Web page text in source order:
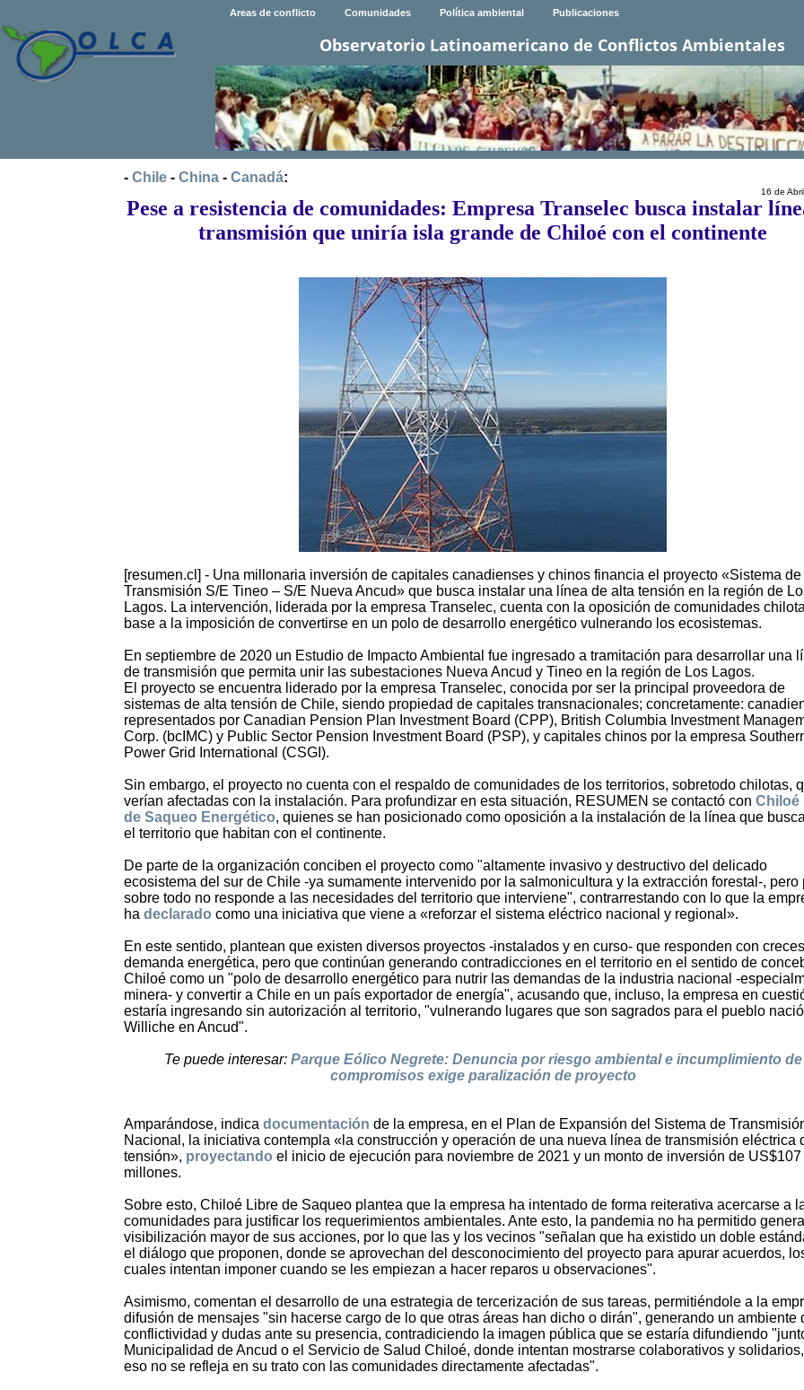
Areas de conflicto Comunidades Política ambiental Publicaciones
Observatorio Latinoamericano de Conflictos Ambientales
- Chile - China - Canadá:
16 de
Pese a resistencia de comunidades: Empresa Transelec busca instalar
transmisión que uniría isla grande de Chiloé con el continente
[resumen.cl] - Una millonaria inversión de capitales canadienses y chinos financia el proyecto «Sistema de
Transmisión S/E Tineo – S/E Nueva Ancud» que busca instalar una línea de alta tensión en la región de
Lagos. La intervención, liderada por la empresa Transelec, cuenta con la oposición de comunidades
base a la imposición de convertirse en un polo de desarrollo energético vulnerando los ecosistemas.
En septiembre de 2020 un Estudio de Impacto Ambiental fue ingresado a tramitación para desarrollar una
de transmisión que permita unir las subestaciones Nueva Ancud y Tineo en la región de Los Lagos.
El proyecto se encuentra liderado por la empresa Transelec, conocida por ser la principal proveedora de
sistemas de alta tensión de Chile, siendo propiedad de capitales transnacionales; concretamente:
representados por Canadian Pension Plan Investment Board (CPP), British Columbia Investment
Corp. (bcIMC) y Public Sector Pension Investment Board (PSP), y capitales chinos por la empresa
Power Grid International (CSGI).
Sin embargo, el proyecto no cuenta con el respaldo de comunidades de los territorios, sobretodo chilotas,
verían afectadas con la instalación. Para profundizar en esta situación, RESUMEN se contactó con Chiloé
de Saqueo Energético, quienes se han posicionado como oposición a la instalación de la línea que
el territorio que habitan con el continente.
De parte de la organización conciben el proyecto como "altamente invasivo y destructivo del delicado
ecosistema del sur de Chile -ya sumamente intervenido por la salmonicultura y la extracción forestal-, pero
sobre todo no responde a las necesidades del territorio que interviene", contrarrestando con lo que la
ha declarado como una iniciativa que viene a «reforzar el sistema eléctrico nacional y regional».
En este sentido, plantean que existen diversos proyectos -instalados y en curso- que responden con
demanda energética, pero que continúan generando contradicciones en el territorio en el sentido de
Chiloé como un "polo de desarrollo energético para nutrir las demandas de la industria nacional -
minera- y convertir a Chile en un país exportador de energía", acusando que, incluso, la empresa en
estaría ingresando sin autorización al territorio, "vulnerando lugares que son sagrados para el pueblo
Williche en Ancud".
Te puede interesar: Parque Eólico Negrete: Denuncia por riesgo ambiental e incumplimiento de
compromisos exige paralización de proyecto
Amparándose, indica documentación de la empresa, en el Plan de Expansión del Sistema de
Nacional, la iniciativa contempla «la construcción y operación de una nueva línea de transmisión eléctrica
tensión», proyectando el inicio de ejecución para noviembre de 2021 y un monto de inversión de US$107
millones.
Sobre esto, Chiloé Libre de Saqueo plantea que la empresa ha intentado de forma reiterativa acercarse a
comunidades para justificar los requerimientos ambientales. Ante esto, la pandemia no ha permitido
visibilización mayor de sus acciones, por lo que las y los vecinos "señalan que ha existido un doble
el diálogo que proponen, donde se aprovechan del desconocimiento del proyecto para apurar acuerdos,
cuales intentan imponer cuando se les empiezan a hacer reparos u observaciones".
Asimismo, comentan el desarrollo de una estrategia de tercerización de sus tareas, permitiéndole a la
difusión de mensajes "sin hacerse cargo de lo que otras áreas han dicho o dirán", generando un ambiente
conflictividad y dudas ante su presencia, contradiciendo la imagen pública que se estaría difundiendo
Municipalidad de Ancud o el Servicio de Salud Chiloé, donde intentan mostrarse colaborativos y
eso no se refleja en su trato con las comunidades directamente afectadas".